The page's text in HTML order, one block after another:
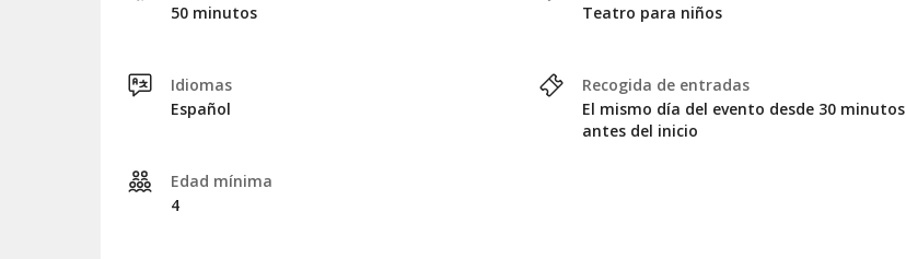
50 minutos
Idiomas
Español
Edad mínima
4
Teatro para niños
Recogida de entradas
El mismo día del evento desde 30 minutos
antes del inicio